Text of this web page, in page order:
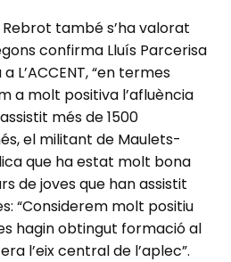
també s’ha valorat
confirma Lluís Parcerisa
L’ACCENT, “en termes
a molt positiva l’afluència
més de 1500
el militant de Maulets-
que ha estat molt bona
de joves que han assistit
“Considerem molt positiu
hagin obtingut formació al
l’eix central de l’aplec”.